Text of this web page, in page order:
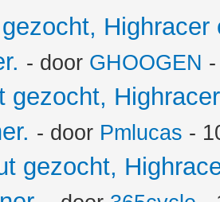
Highracer
- door GHOOGEN
gezocht,
- door Pmlucas -
gezocht,